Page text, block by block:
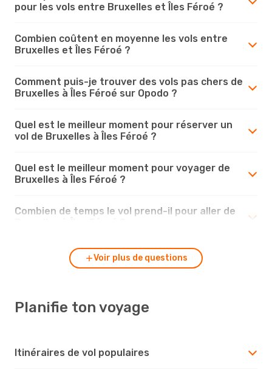
pour les vols entre Bruxelles et Îles Féroé ?
Combien coûtent en moyenne les vols entre
Bruxelles et Îles Féroé ?
Comment puis-je trouver des vols pas chers de
Bruxelles à Îles Féroé sur Opodo ?
Quel est le meilleur moment pour réserver un
vol de Bruxelles à Îles Féroé ?
Quel est le meilleur moment pour voyager de
Bruxelles à Îles Féroé ?
Combien de temps le vol prend-il pour aller de
Voir plus de questions
Planifie ton voyage
Itinéraires de vol populaires